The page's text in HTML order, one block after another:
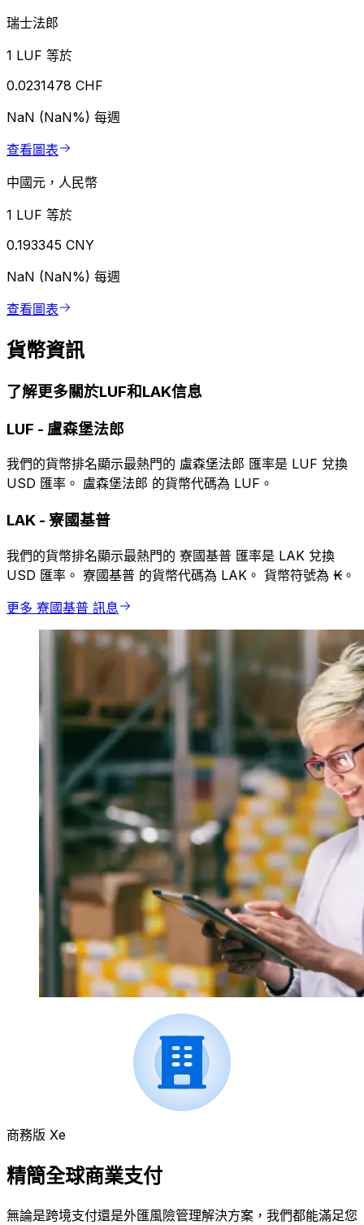
瑞士法郎
1 LUF 等於
0.0231478 CHF
NaN (NaN%) 每週
查看圖表
中國元，人民幣
1 LUF 等於
0.193345 CNY
NaN (NaN%) 每週
查看圖表
貨幣資訊
了解更多關於LUF和LAK信息
LUF - 盧森堡法郎
我們的貨幣排名顯示最熱門的 盧森堡法郎 匯率是 LUF 兌換
USD 匯率。 盧森堡法郎 的貨幣代碼為 LUF。
LAK - 寮國基普
我們的貨幣排名顯示最熱門的 寮國基普 匯率是 LAK 兌換
USD 匯率。 寮國基普 的貨幣代碼為 LAK。 貨幣符號為 ₭。
更多 寮國基普 訊息
商務版 Xe
精簡全球商業支付
無論是跨境支付還是外匯風險管理解決方案，我們都能滿足您